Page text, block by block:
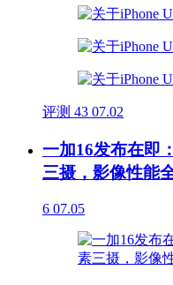
评测 43 07.02
一加16发布在即
三摄，影像性能
6 07.05